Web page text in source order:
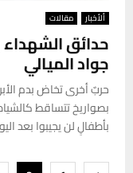
ألأخبار مقالات
حدائق
جواد الميالي
حربٌ أخرى تخاض بدم
بصواريخ تتساقط
بأطفالٍ لن يجيبوا بعد